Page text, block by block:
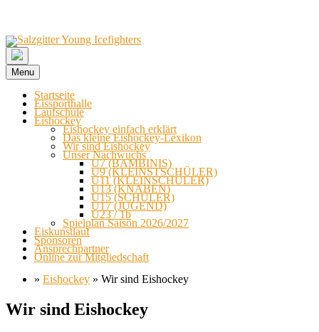
Menu
Startseite
Eissporthalle
Laufschule
Eishockey
Eishockey einfach erklärt
Das kleine Eishockey-Lexikon
Wir sind Eishockey
Unser Nachwuchs
U7 (BAMBINIS)
U9 (KLEINSTSCHÜLER)
U11 (KLEINSCHÜLER)
U13 (KNABEN)
U15 (SCHÜLER)
U17 (JUGEND)
U23 / 1b
Spielplan Saison 2026/2027
Eiskunstlauf
Sponsoren
Ansprechpartner
Online zur Mitgliedschaft
» Eishockey » Wir sind Eishockey
Skip
to
Wir sind Eishockey